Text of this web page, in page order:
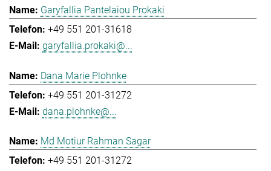
Garyfallia Pantelaiou Prokaki
+49 551 201-31618
garyfallia.prokaki@...
Dana Marie Plohnke
+49 551 201-31272
dana.plohnke@...
Md Motiur Rahman Sagar
+49 551 201-31272